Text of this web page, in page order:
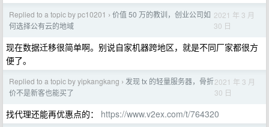
Replied to a topic by pc10201 › 价值 50 万的教训，创业公司如
何选择公有云的地域
2021 年 3 月
30 日
现在数据迁移很简单啊。别说自家机器跨地区，就是不同厂家都很方
便了。
Replied to a topic by yipkangkang › 发现 tx 的轻量服务器，骨折
价不是新客也能买了
2021 年 3 月
30 日
找代理还能再优惠点的： https://www.v2ex.com/t/764320